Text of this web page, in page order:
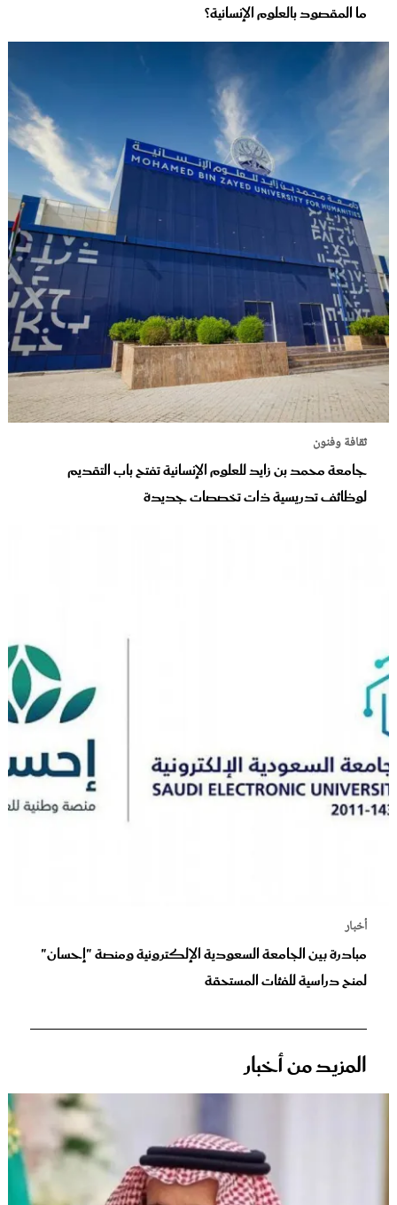
ما المقصود بالعلوم الإنسانية؟
ثقافة وفنون
جامعة محمد بن زايد للعلوم الإنسانية تفتح باب التقديم
لوظائف تدريسية ذات تخصصات جديدة
أخبار
مبادرة بين الجامعة السعودية الإلكترونية ومنصة "إحسان"
لمنح دراسية للفئات المستحقة
المزيد من أخبار